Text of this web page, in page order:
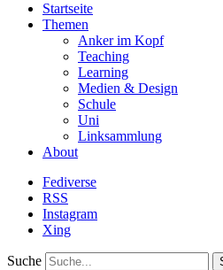
Startseite
Themen
Anker im Kopf
Teaching
Learning
Medien & Design
Schule
Uni
Linksammlung
About
Fediverse
RSS
Instagram
Xing
Suche